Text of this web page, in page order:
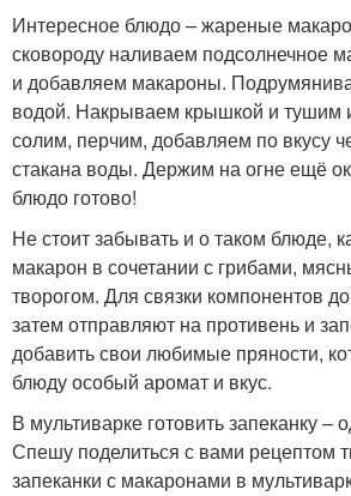
Интересное блюдо – жареные
сковороду наливаем подсолнечное
и добавляем макароны.
водой. Накрываем крышкой и тушим
солим, перчим, добавляем по вкусу
стакана воды. Держим на огне ещё
блюдо готово!
Не стоит забывать и о таком блюде,
макарон в сочетании с грибами,
творогом. Для связки компонентов
затем отправляют на противень и
добавить свои любимые пряности,
блюду особый аромат и вкус.
В мультиварке готовить запеканку –
Спешу поделиться с вами рецептом
запеканки с макаронами в